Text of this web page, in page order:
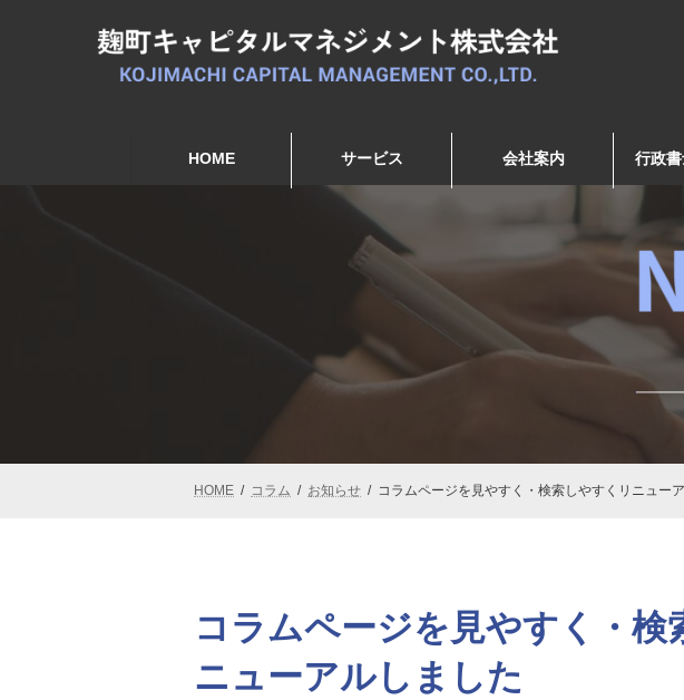
HOME サービス 会社案内 行政
HOME コラム お知らせ コラムページを見やすく・検索しやすくリニュー
コラムページを見やすく・検
ニューアルしました